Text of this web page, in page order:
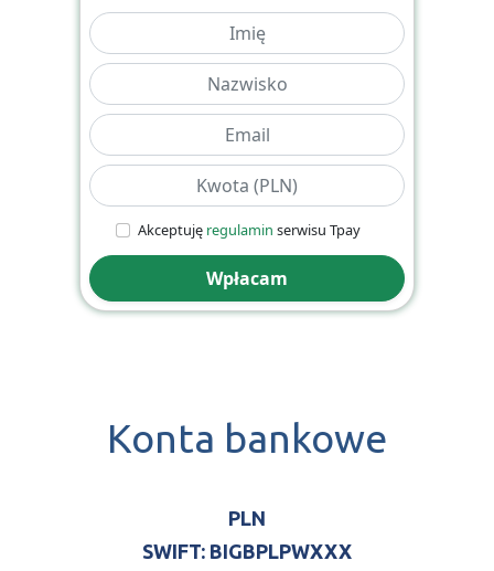
Konta bankowe
PLN
SWIFT: BIGBPLPWXXX